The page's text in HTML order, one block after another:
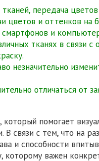
передача
цветов и оттенков на
и
тканях в связи с
незначительно
отличаться от
который помогает
связи с тем, что на
и способности
которому важен